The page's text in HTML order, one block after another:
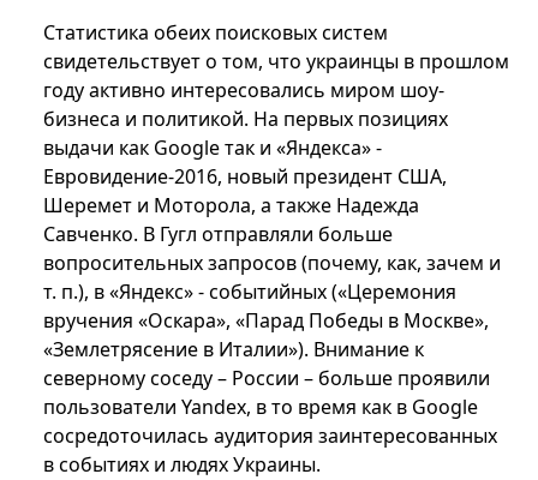
Статистика обеих поисковых систем
свидетельствует о том, что украинцы в прошлом
году активно интересовались миром шоу-
бизнеса и политикой. На первых позициях
выдачи как Google так и «Яндекса» ‑
Евровидение-2016, новый президент США,
Шеремет и Моторола, а также Надежда
Савченкo. В Гугл отправляли больше
вопросительных запросов (почему, как, зачем и
т. п.), в «Яндекс» ‑ событийных («Церемония
вручения «Оскара», «Парад Победы в Москве»,
«Землетрясение в Италии»). Внимание к
северному соседу – России – больше проявили
пользователи Yandex, в то время как в Google
сосредоточилась аудитория заинтересованных
в событиях и людях Украины.